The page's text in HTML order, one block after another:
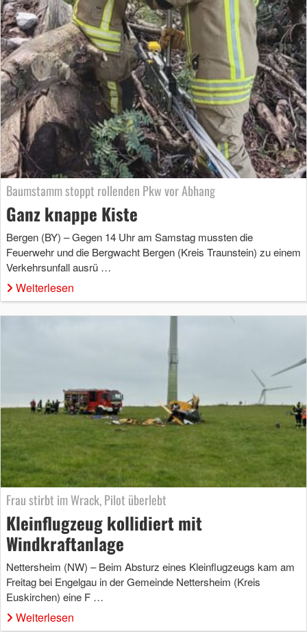
Baumstamm stoppt rollenden Pkw vor Abhang
Ganz knappe Kiste
Bergen (BY) – Gegen 14 Uhr am Samstag mussten die
Feuerwehr und die Bergwacht Bergen (Kreis Traunstein) zu einem
Verkehrsunfall ausrü …
Weiterlesen
Frau stirbt im Wrack, Pilot überlebt
Kleinflugzeug kollidiert mit
Windkraftanlage
Nettersheim (NW) – Beim Absturz eines Kleinflugzeugs kam am
Freitag bei Engelgau in der Gemeinde Nettersheim (Kreis
Euskirchen) eine F …
Weiterlesen